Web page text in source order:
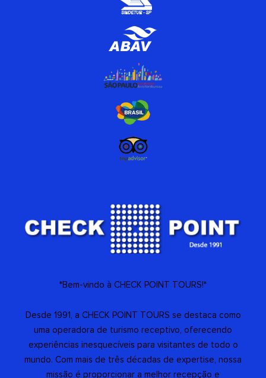
*Bem-vindo à CHECK POINT TOURS!*
Desde 1991, a CHECK POINT TOURS se destaca como
uma operadora de turismo receptivo, oferecendo
experiências inesquecíveis para visitantes de todo o
mundo. Com mais de três décadas de expertise, nossa
missão é proporcionar a melhor recepção e